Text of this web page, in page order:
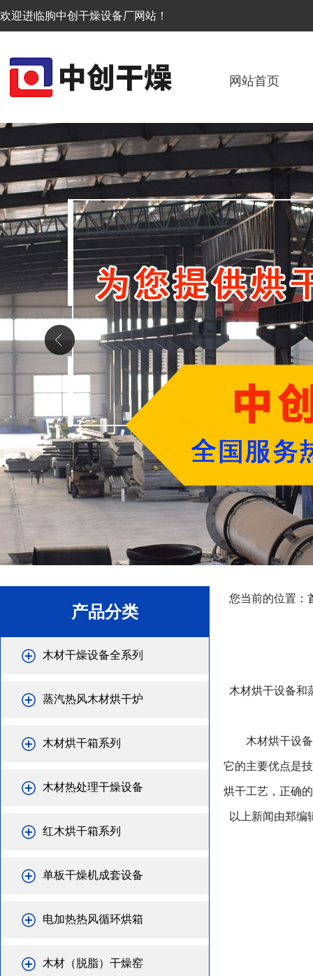
欢迎进临朐中创干燥设备厂网站！
网站首页
产品分类
木材干燥设备全系列
蒸汽热风木材烘干炉
木材烘干箱系列
木材热处理干燥设备
红木烘干箱系列
单板干燥机成套设备
电加热热风循环烘箱
木材（脱脂）干燥窑
您当前的位置：
木材烘干设备和
木材烘干设备
它的主要优点是
烘干工艺，正确
以上新闻由郑编